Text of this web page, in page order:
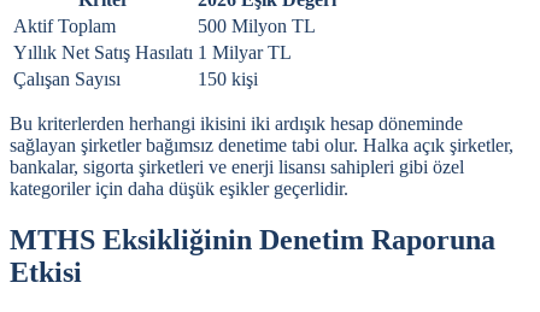
Aktif Toplam
500 Milyon TL
Yıllık Net Satış Hasılatı 1 Milyar TL
Çalışan Sayısı
150 kişi
Bu kriterlerden herhangi ikisini iki ardışık hesap döneminde
sağlayan şirketler bağımsız denetime tabi olur. Halka açık şirketler,
bankalar, sigorta şirketleri ve enerji lisansı sahipleri gibi özel
kategoriler için daha düşük eşikler geçerlidir.
MTHS Eksikliğinin Denetim Raporuna
Etkisi